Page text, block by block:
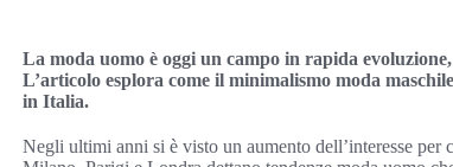
La moda uomo è oggi un campo in rapida
L’articolo esplora come il minimalismo moda
in Italia.
Negli ultimi anni si è visto un aumento dell’interesse